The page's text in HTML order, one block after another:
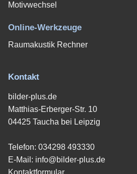
Motivwechsel
Online-Werkzeuge
Raumakustik Rechner
Kontakt
bilder-plus.de
Matthias-Erberger-Str. 10
04425 Taucha bei Leipzig
Telefon: 034298 493330
E-Mail: info@bilder-plus.de
Kontaktformular